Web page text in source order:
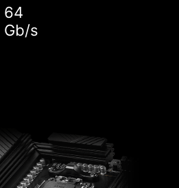
WINDOWS 11
64
Gb/s
les plus populaires afin de
à des conditions
d'un système
Les profils EXPO sont
et proposent des réglages
termes de vitesse et de
BIOS 5
le BIOS UEFI CLICK BIOS 5
permet de pousser les
votre système à leur